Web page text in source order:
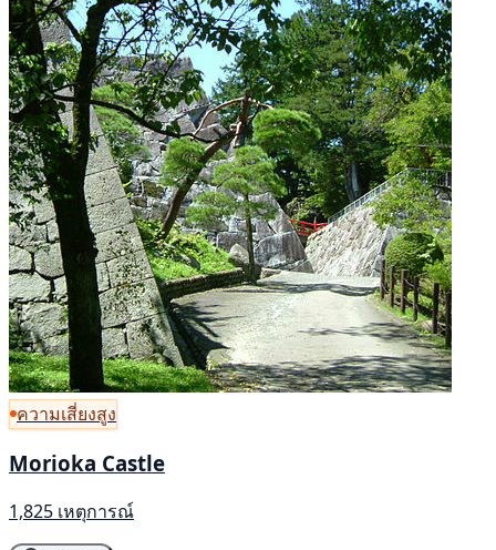
ความเสี่ยงสูง
Morioka Castle
1,825 เหตุการณ์